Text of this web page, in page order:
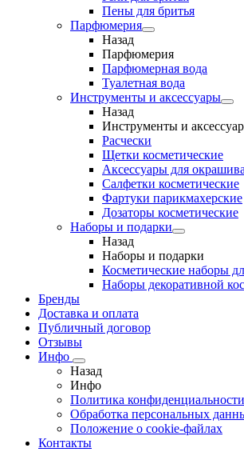
Пены для бритья
Парфюмерия
Назад
Парфюмерия
Парфюмерная вода
Туалетная вода
Инструменты и аксессуары
Назад
Инструменты и
Расчески
Щетки косметические
Аксессуары для
Салфетки косметические
Фартуки парикмахерские
Дозаторы косметические
Наборы и подарки
Назад
Наборы и подарки
Косметические наборы
Наборы декоративной
Бренды
Доставка и оплата
Публичный договор
Отзывы
Инфо
Назад
Инфо
Политика конфиденциальности
Обработка персональных
Положение о cookie-файлах
Контакты